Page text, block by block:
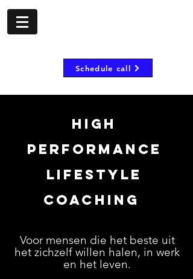
Schedule call
High
Performance
Lifestyle
Coaching
Voor mensen die het beste uit
het zichzelf willen halen, in werk
en het leven.